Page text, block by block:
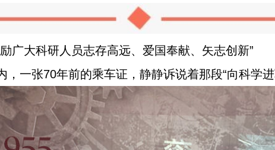
广大科研人员志存高远、爱国奉献、矢志创新”
一张70年前的乘车证，静静诉说着那段“向科学进